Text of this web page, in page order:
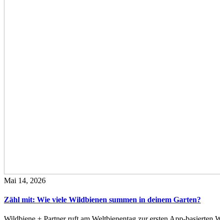
Mai 14, 2026
Zähl mit: Wie viele Wildbienen summen in deinem Garten?